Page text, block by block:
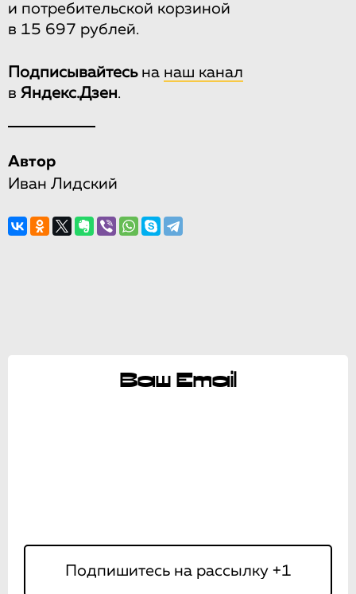
и потребительской корзиной
в 15 697 рублей.
Подписывайтесьна наш канал
в Яндекс.Дзен.
Автор
Иван Лидский
Ваш Email